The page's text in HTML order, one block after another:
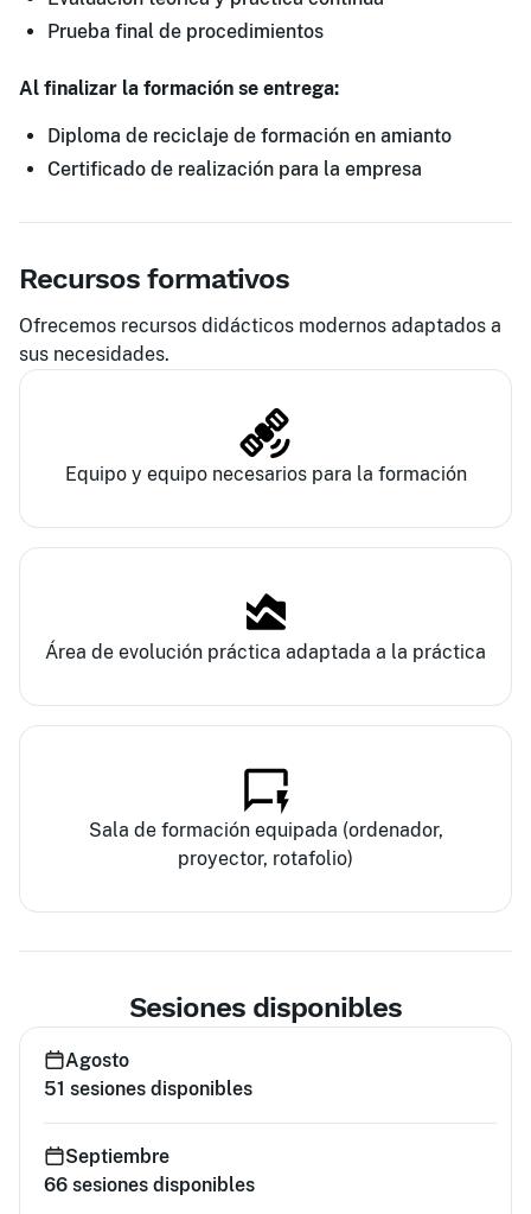
Prueba final de procedimientos
Al finalizar la formación se entrega:
Diploma de reciclaje de formación en amianto
Certificado de realización para la empresa
Recursos formativos
Ofrecemos recursos didácticos modernos adaptados a
sus necesidades.
Equipo y equipo necesarios para la formación
Área de evolución práctica adaptada a la práctica
Sala de formación equipada (ordenador,
proyector, rotafolio)
Sesiones disponibles
Agosto
51 sesiones disponibles
Septiembre
66 sesiones disponibles